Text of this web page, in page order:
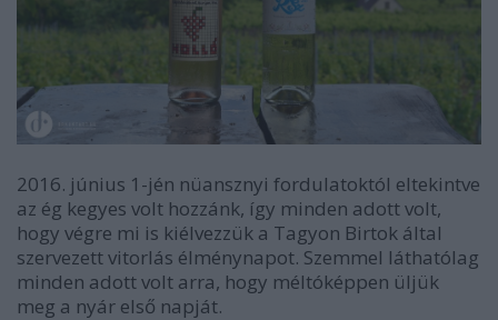
2016. június 1-jén nüansznyi fordulatoktól eltekintve
az ég kegyes volt hozzánk, így minden adott volt,
hogy végre mi is kiélvezzük a Tagyon Birtok által
szervezett vitorlás élménynapot. Szemmel láthatólag
minden adott volt arra, hogy méltóképpen üljük
meg a nyár első napját.